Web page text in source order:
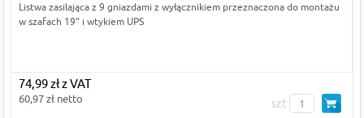
Listwa zasilająca z 9 gniazdami z wyłącznikiem przeznaczona do montażu
w szafach 19" i wtykiem UPS
74,99 zł z VAT
60,97 zł netto szt